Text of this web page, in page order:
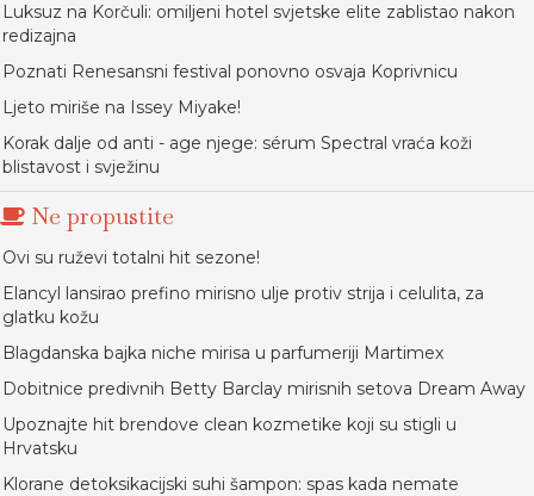
Luksuz na Korčuli: omiljeni hotel svjetske elite zablistao nakon
redizajna
Poznati Renesansni festival ponovno osvaja Koprivnicu
Ljeto miriše na Issey Miyake!
Korak dalje od anti - age njege: sérum Spectral vraća koži
blistavost i svježinu
Ne propustite
Ovi su ruževi totalni hit sezone!
Elancyl lansirao prefino mirisno ulje protiv strija i celulita, za
glatku kožu
Blagdanska bajka niche mirisa u parfumeriji Martimex
Dobitnice predivnih Betty Barclay mirisnih setova Dream Away
Upoznajte hit brendove clean kozmetike koji su stigli u
Hrvatsku
Klorane detoksikacijski suhi šampon: spas kada nemate